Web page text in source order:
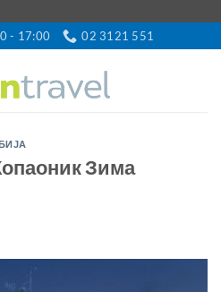
- 17:00 02 3121 551
Зима